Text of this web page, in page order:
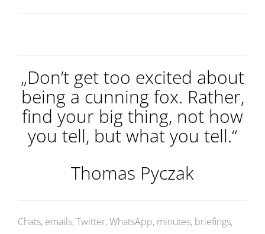
„Don’t get too excited about
being a cunning fox. Rather,
find your big thing, not how
you tell, but what you tell.“
Thomas Pyczak
Chats, emails, Twitter, WhatsApp, minutes, briefings,